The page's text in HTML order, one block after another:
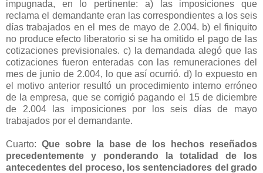
impugnada, en lo pertinente: a) las imposiciones que
reclama el demandante eran las correspondientes a los seis
días trabajados en el mes de mayo de 2.004. b) el finiquito
no produce efecto liberatorio si se ha omitido el pago de las
cotizaciones previsionales. c) la demandada alegó que las
cotizaciones fueron enteradas con las remuneraciones del
mes de junio de 2.004, lo que así ocurrió. d) lo expuesto en
el motivo anterior resultó un procedimiento interno erróneo
de la empresa, que se corrigió pagando el 15 de diciembre
de 2.004 las imposiciones por los seis días de mayo
trabajados por el demandante.
Cuarto: Que sobre la base de los hechos reseñados
precedentemente y ponderando la totalidad de los
antecedentes del proceso, los sentenciadores del grado